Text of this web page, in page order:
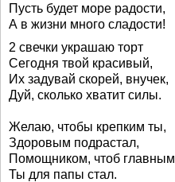
Пусть будет море радости,
А в жизни много сладости!
2 свечки украшаю торт
Сегодня твой красивый,
Их задувай скорей, внучек,
Дуй, сколько хватит силы.
Желаю, чтобы крепким ты,
Здоровым подрастал,
Помощником, чтоб главным
Ты для папы стал.